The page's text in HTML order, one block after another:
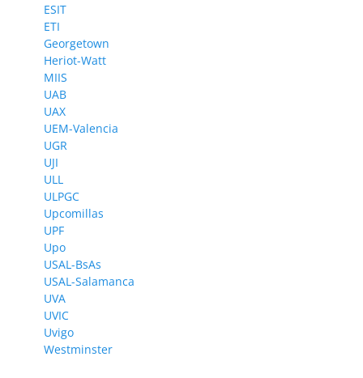
ESIT
ETI
Georgetown
Heriot-Watt
MIIS
UAB
UAX
UEM-Valencia
UGR
UJI
ULL
ULPGC
Upcomillas
UPF
Upo
USAL-BsAs
USAL-Salamanca
UVA
UVIC
Uvigo
Westminster